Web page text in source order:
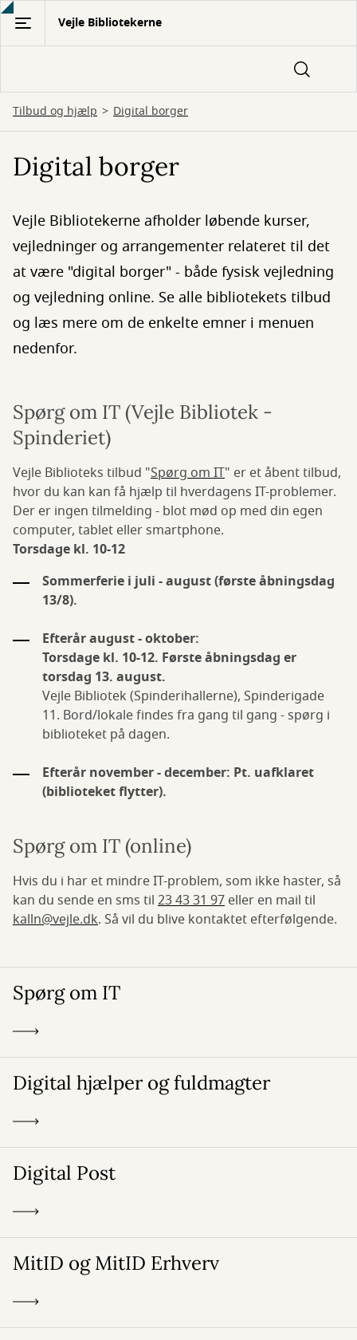
Gå
hovedindhold
Vejle Bibliotekerne
Tilbud og hjælp Digital borger
Digital borger
Vejle Bibliotekerne afholder løbende kurser,
vejledninger og arrangementer relateret til det
at være "digital borger" - både fysisk vejledning
og vejledning online. Se alle bibliotekets tilbud
og læs mere om de enkelte emner i menuen
nedenfor.
Spørg om IT (Vejle Bibliotek -
Spinderiet)
Vejle Biblioteks tilbud "Spørg om IT" er et åbent tilbud,
hvor du kan kan få hjælp til hverdagens IT-problemer.
Der er ingen tilmelding - blot mød op med din egen
computer, tablet eller smartphone.
Torsdage kl. 10-12
Sommerferie i juli - august (første åbningsdag
13/8).
Efterår august - oktober:
Torsdage kl. 10-12. Første åbningsdag er
torsdag 13. august.
Vejle Bibliotek (Spinderihallerne), Spinderigade
11. Bord/lokale findes fra gang til gang - spørg i
biblioteket på dagen.
Efterår november - december: Pt. uafklaret
(biblioteket flytter).
Spørg om IT (online)
Hvis du i har et mindre IT-problem, som ikke haster, så
kan du sende en sms til 23 43 31 97 eller en mail til
kalln@vejle.dk. Så vil du blive kontaktet efterfølgende.
Spørg om IT
Digital hjælper og fuldmagter
Digital Post
MitID og MitID Erhverv